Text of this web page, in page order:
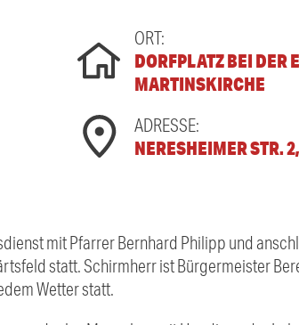
ORT:
DORFPLATZ BEI DER
MARTINSKIRCHE
ADRESSE:
NERESHEIMER STR.
mit Pfarrer Bernhard Philipp und
statt. Schirmherr ist Bürgermeister
Wetter statt.